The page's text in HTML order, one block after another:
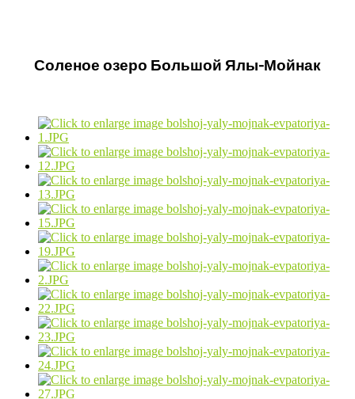
Соленое озеро Большой Ялы-Мойнак